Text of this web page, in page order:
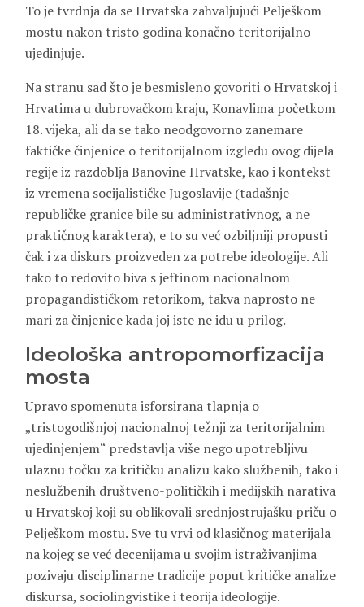
To je tvrdnja da se Hrvatska zahvaljujući Pelješkom
mostu nakon tristo godina konačno teritorijalno
ujedinjuje.
Na stranu sad što je besmisleno govoriti o Hrvatskoj i
Hrvatima u dubrovačkom kraju, Konavlima početkom
18. vijeka, ali da se tako neodgovorno zanemare
faktičke činjenice o teritorijalnom izgledu ovog dijela
regije iz razdoblja Banovine Hrvatske, kao i kontekst
iz vremena socijalističke Jugoslavije (tadašnje
republičke granice bile su administrativnog, a ne
praktičnog karaktera), e to su već ozbiljniji propusti
čak i za diskurs proizveden za potrebe ideologije. Ali
tako to redovito biva s jeftinom nacionalnom
propagandističkom retorikom, takva naprosto ne
mari za činjenice kada joj iste ne idu u prilog.
Ideološka antropomorfizacija
mosta
Upravo spomenuta isforsirana tlapnja o
„tristogodišnjoj nacionalnoj težnji za teritorijalnim
ujedinjenjem“ predstavlja više nego upotrebljivu
ulaznu točku za kritičku analizu kako službenih, tako i
neslužbenih društveno-političkih i medijskih narativa
u Hrvatskoj koji su oblikovali srednjostrujašku priču o
Pelješkom mostu. Sve tu vrvi od klasičnog materijala
na kojeg se već decenijama u svojim istraživanjima
pozivaju disciplinarne tradicije poput kritičke analize
diskursa, sociolingvistike i teorija ideologije.